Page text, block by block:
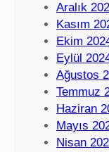
Aralık
Kasım
Ekim
Eylül
Ağustos
Temmuz
Haziran
Mayıs
Nisan